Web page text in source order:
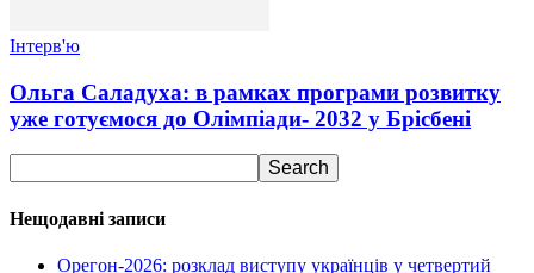
Інтерв'ю
Ольга Саладуха: в рамках програми розвитку
уже готуємося до Олімпіади- 2032 у Брісбені
Нещодавні записи
Орегон-2026: розклад виступу українців у четвертий